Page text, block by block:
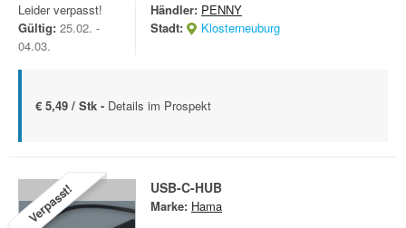
Leider verpasst!
Gültig: 25.02. -
04.03.
Händler: PENNY
Stadt:
Klosterneuburg
€ 5,49 / Stk - Details im Prospekt
Verpasst! USB-C-HUB
Marke: Hama